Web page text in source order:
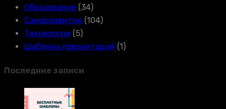
Образование (34)
Саморазвитие (104)
Технологии (5)
Шаблоны презентаций (1)
Последние записи